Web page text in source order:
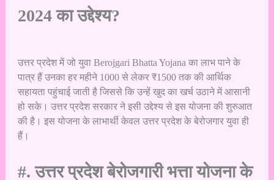
2024 का उद्देश्य?
उत्तर प्रदेश में जो युवा Berojgari Bhatta Yojana का लाभ पाने के
पात्र हैं उनका हर महीने 1000 से लेकर ₹1500 तक की आर्थिक
सहायता पहुंचाई जाती है जिससे कि उन्हें खुद का खर्च उठाने में आसानी
हो सके। उत्तर प्रदेश सरकार ने इसी उद्देश्य से इस योजना की शुरुआत
की है। इस योजना के लाभार्थी केवल उत्तर प्रदेश के बेरोजगार युवा ही
हैं।
#. उत्तर प्रदेश बेरोजगारी भत्ता योजना के